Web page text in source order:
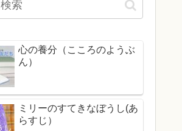
心の養分（こころのようぶ
ん）
ミリーのすてきなぼうし(あ
らすじ）